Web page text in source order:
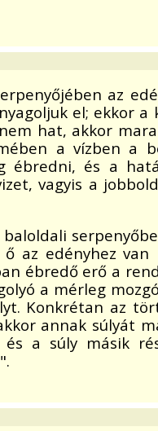
az
el; ekkor
hat, akkor
a vízben a
ébredni, és a
vagyis a
ő az edényhez
ébredő erő a
a mérleg
Konkrétan az
annak súlyát
és a súly másik